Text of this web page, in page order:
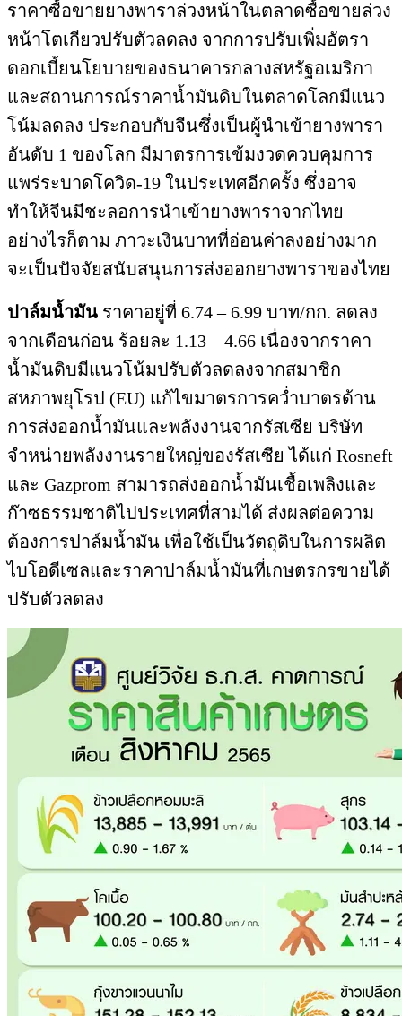
ราคาซื้อขายยางพาราล่วงหน้าในตลาดซื้อขายล่วง
หน้าโตเกียวปรับตัวลดลง จากการปรับเพิ่มอัตรา
ดอกเบี้ยนโยบายของธนาคารกลางสหรัฐอเมริกา
และสถานการณ์ราคาน้ำมันดิบในตลาดโลกมีแนว
โน้มลดลง ประกอบกับจีนซึ่งเป็นผู้นำเข้ายางพารา
อันดับ 1 ของโลก มีมาตรการเข้มงวดควบคุมการ
แพร่ระบาดโควิด-19 ในประเทศอีกครั้ง ซึ่งอาจ
ทำให้จีนมีชะลอการนำเข้ายางพาราจากไทย
อย่างไรก็ตาม ภาวะเงินบาทที่อ่อนค่าลงอย่างมาก
จะเป็นปัจจัยสนับสนุนการส่งออกยางพาราของไทย
ปาล์มน้ำมัน ราคาอยู่ที่ 6.74 – 6.99 บาท/กก. ลดลง
จากเดือนก่อน ร้อยละ 1.13 – 4.66 เนื่องจากราคา
น้ำมันดิบมีแนวโน้มปรับตัวลดลงจากสมาชิก
สหภาพยุโรป (EU) แก้ไขมาตรการคว่ำบาตรด้าน
การส่งออกน้ำมันและพลังงานจากรัสเซีย บริษัท
จำหน่ายพลังงานรายใหญ่ของรัสเซีย ได้แก่ Rosneft
และ Gazprom สามารถส่งออกน้ำมันเชื้อเพลิงและ
ก๊าซธรรมชาติไปประเทศที่สามได้ ส่งผลต่อความ
ต้องการปาล์มน้ำมัน เพื่อใช้เป็นวัตถุดิบในการผลิต
ไบโอดีเซลและราคาปาล์มน้ำมันที่เกษตรกรขายได้
ปรับตัวลดลง